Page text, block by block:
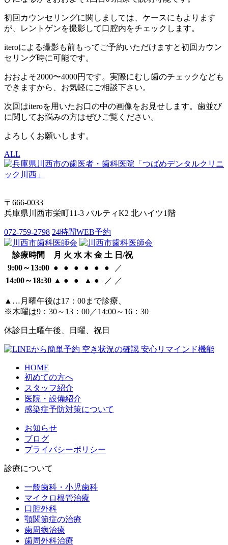
初回カウンセリングに関しましては、ケースにもよります
が、レントゲンを撮影して口腔内をチェックします。
iteroによる撮影も前もってご予約いただけますと初回カウン
セリング時に可能です。
おおよそ2000〜4000円です。実際にむし歯のチェックなども
できますから、お気軽にご相談下さい。
次回はiteroを用いたお口の中の画像をお見せします。歯並び
に関してお悩みの方はぜひご覧ください。
よろしくお願いします。
ALL
〒666-0033
兵庫県川西市栄町11-3 パルティK2 北ハイツ1階
072-759-2798 24時間WEB予約
診療時間 月 火 水 木 金 土 日/祝
9:00～13:00 ● ● ● ● ● ●
／
14:00～18:30 ▲ ● ● ▲ ● ／ ／
▲…月曜午後は17：00まで診療、
※木曜は9：30～13：00／14:00～16：30
休診日 土曜午後、日曜、祝日
HOME
初めての方へ
スタッフ紹介
医院・設備紹介
感染症予防対策について
お知らせ
ブログ
プライバシーポリシー
診療について
一般歯科・小児歯科
マイクロ根管治療
口腔外科
顎関節症の治療
歯周病治療
歯周外科治療